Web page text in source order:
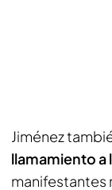
Jiménez
llamamiento a
manifestantes